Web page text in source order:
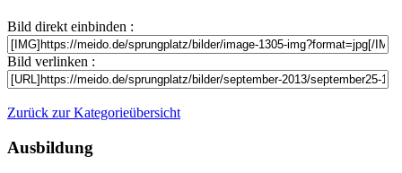
Bild direkt einbinden :
Bild verlinken :
Zurück zur Kategorieübersicht
Ausbildung